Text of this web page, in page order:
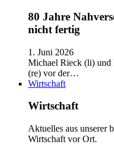
80 Jahre
nicht fertig
1. Juni 2026
Michael Rieck (li) und
(re) vor der…
Wirtschaft
Wirtschaft
Aktuelles aus unserer
Wirtschaft vor Ort.